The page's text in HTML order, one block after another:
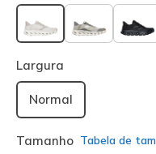
selecionado
Largura
Normal
Tamanho Tabela de